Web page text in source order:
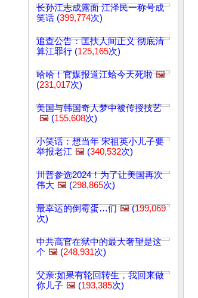
长孙江志成露面 江泽民一称号成
笑话 (399,774次)
追查公告：匡扶人间正义 彻底清
算江罪行 (125,165次)
哈哈！官媒报道江蛤今天死啦 🖼️
(231,017次)
美国与韩国奇人梦中被传授技艺
🖼️ (155,608次)
小笑话：想当年 宋祖英小儿子要
举报老江 🖼️ (340,532次)
川普参选2024！为了让美国再次
伟大 🖼️ (298,865次)
最幸运的倒霉蛋…们 🖼️(199,069
次)
中共高官在狱中的最大奢望是这
个 🖼️ (248,931次)
父亲:如果有轮回转生，我回来做
你儿子 🖼️ (193,385次)